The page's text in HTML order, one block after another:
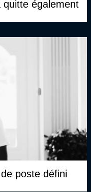
quitte également
poste défini